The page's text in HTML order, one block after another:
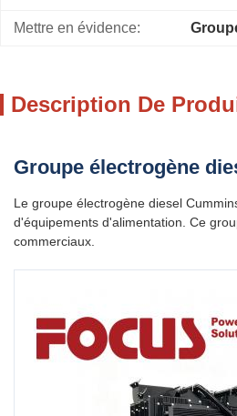
Mettre en évidence:
Description De
Groupe électrogène
Le groupe électrogène diesel
d'équipements d'alimentation. Ce
commerciaux.